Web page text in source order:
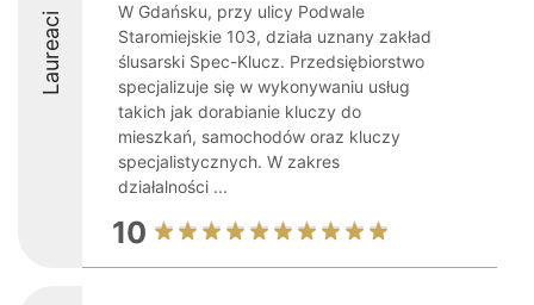
Laureaci
W Gdańsku, przy ulicy Podwale
Staromiejskie 103, działa uznany zakład
ślusarski Spec-Klucz. Przedsiębiorstwo
specjalizuje się w wykonywaniu usług
takich jak dorabianie kluczy do
mieszkań, samochodów oraz kluczy
specjalistycznych. W zakres
działalności ...
10